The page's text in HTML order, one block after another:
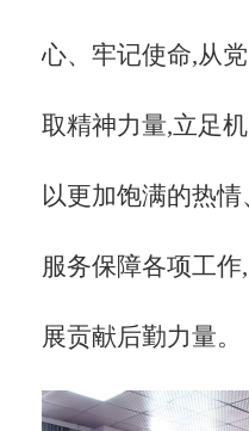
心、牢记使命,从
取精神力量,立足
以更加饱满的热
服务保障各项工
展贡献后勤力量。